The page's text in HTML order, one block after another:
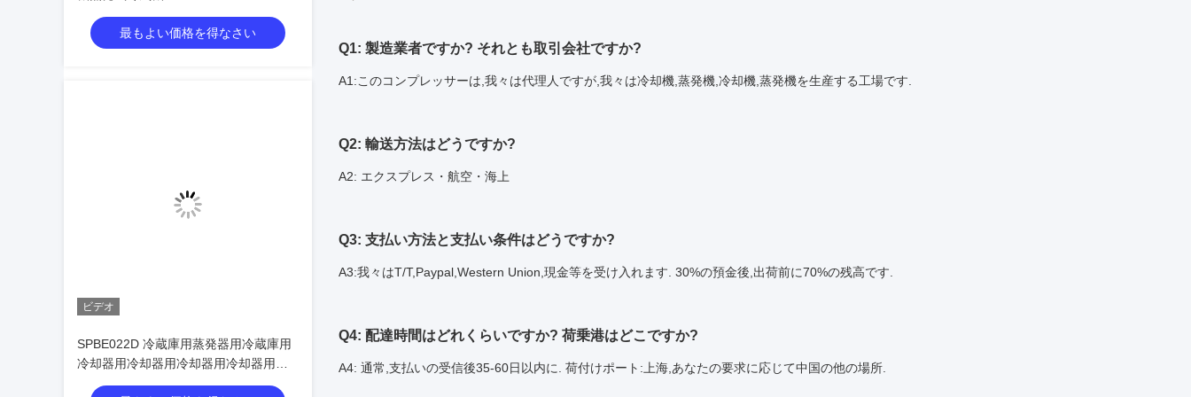
最もよい価格を得なさい
ビデオ
SPBE022D 冷蔵庫用蒸発器用冷蔵庫用
冷却器用冷却器用冷却器用冷却器用冷
却器用冷却器用冷却器用冷却器用冷却
Q1: 製造業者ですか? それとも取引会社ですか?
A1:このコンプレッサーは,我々は代理人ですが,我々は冷却機,蒸発機,冷却機,蒸発機を生産する工場です.
Q2: 輸送方法はどうですか?
A2: エクスプレス・航空・海上
Q3: 支払い方法と支払い条件はどうですか?
A3:我々はT/T,Paypal,Western Union,現金等を受け入れます. 30%の預金後,出荷前に70%の残高です.
Q4: 配達時間はどれくらいですか? 荷乗港はどこですか?
A4: 通常,支払いの受信後35-60日以内に. 荷付けポート:上海,あなたの要求に応じて中国の他の場所.